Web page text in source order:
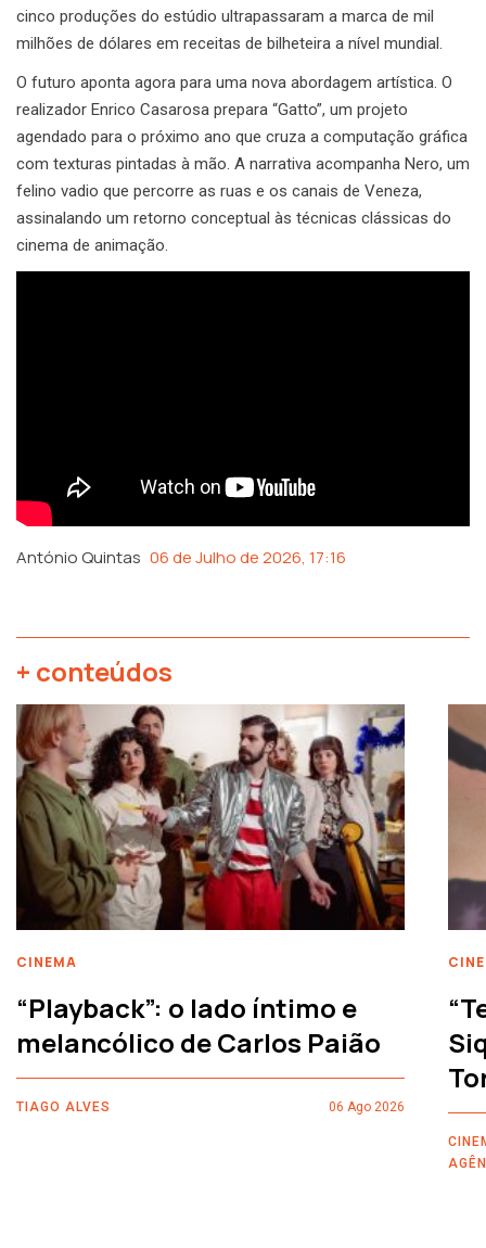
cinco produções do estúdio ultrapassaram a marca de mil
milhões de dólares em receitas de bilheteira a nível mundial.
O futuro aponta agora para uma nova abordagem artística. O
realizador Enrico Casarosa prepara “Gatto”, um projeto
agendado para o próximo ano que cruza a computação gráfica
com texturas pintadas à mão. A narrativa acompanha Nero, um
felino vadio que percorre as ruas e os canais de Veneza,
assinalando um retorno conceptual às técnicas clássicas do
cinema de animação.
António Quintas 06 de Julho de 2026, 17:16
+ conteúdos
CINEMA
“Playback”: o lado íntimo e
melancólico de Carlos Paião
TIAGO ALVES 06 Ago 2026